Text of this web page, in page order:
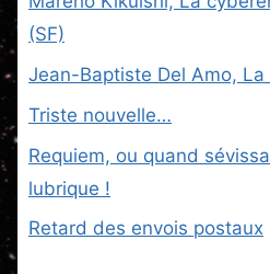
(SF)
Jean-Baptiste Del Amo,
Triste nouvelle…
Requiem, ou quand
lubrique !
Retard des envois postaux